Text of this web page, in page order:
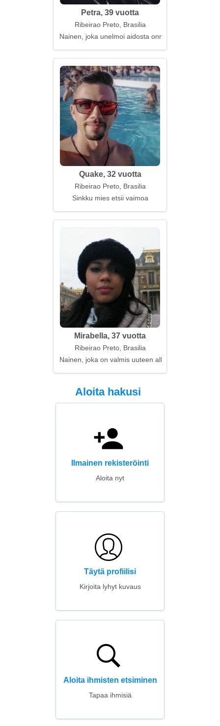
Petra, 39 vuotta
Ribeirao Preto, Brasilia
Nainen, joka unelmoi aidosta onnesta
Quake, 32 vuotta
Ribeirao Preto, Brasilia
Sinkku mies etsii vaimoa
Mirabella, 37 vuotta
Ribeirao Preto, Brasilia
Nainen, joka on valmis uuteen alkuun
Aloita hakusi
Ilmainen rekisteröinti
Aloita nyt
Täytä profiilisi
Kirjoita lyhyt kuvaus
Aloita ihmisten etsiminen
Tapaa ihmisiä